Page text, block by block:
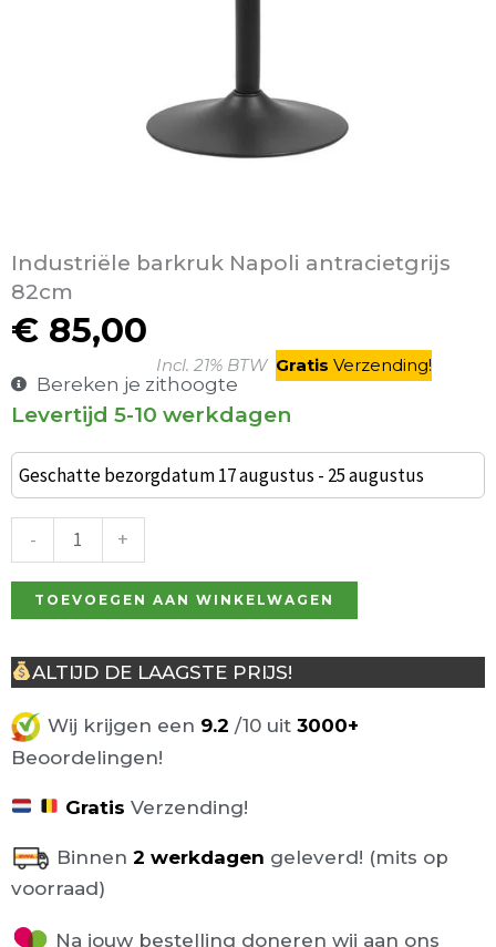
Industriële barkruk Napoli antracietgrijs
82cm
€ 85,00
Incl. 21% BTW Gratis Verzending!
Bereken je zithoogte
Levertijd 5-10 werkdagen
Geschatte bezorgdatum 17 augustus - 25 augustus
-
Barkruk
Donkergrijs
+
TOEVOEGEN AAN WINKELWAGEN
ALTIJD DE LAAGSTE PRIJS!
Wij krijgen een 9.2 /10 uit 3000+
Beoordelingen!
Gratis Verzending!
Binnen 2 werkdagen geleverd! (mits op
voorraad)
Na jouw bestelling doneren wij aan ons